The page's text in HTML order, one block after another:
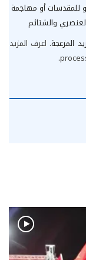
للمقدسات أو مهاجمة
والشتائم
المزعجة. اعرف المزيد
.